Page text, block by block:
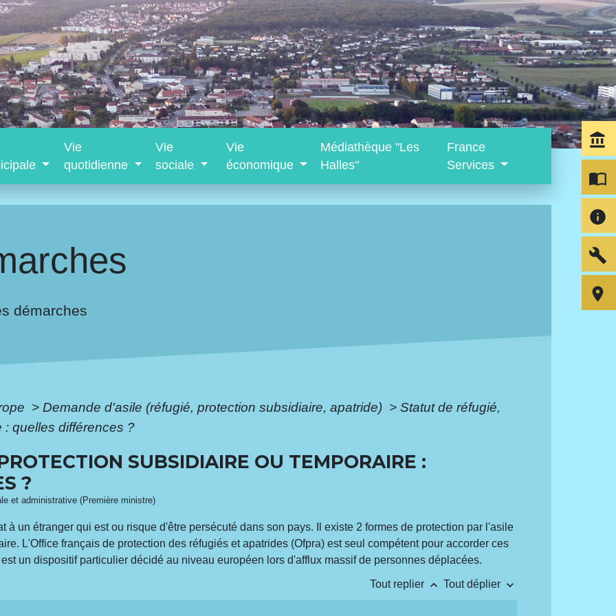
Vie
quotidienne
Vie
sociale
Vie
économique
Médiathèque "Les
Halles"
France
Services
démarches
> Demande d'asile (réfugié, protection subsidiaire, apatride) > Statut de réfugié,
: quelles différences ?
SUBSIDIAIRE OU TEMPORAIRE :
?
et administrative (Première ministre)
à un étranger qui est ou risque d'être persécuté dans son pays. Il existe 2 formes de protection par l'asile
L'Office français de protection des réfugiés et apatrides (Ofpra) est seul compétent pour accorder ces
un dispositif particulier décidé au niveau européen lors d'afflux massif de personnes déplacées.
Tout replier keyboard_arrow_up Tout déplier keyboard_arrow_down
account_balance
import_contacts
info
build
room